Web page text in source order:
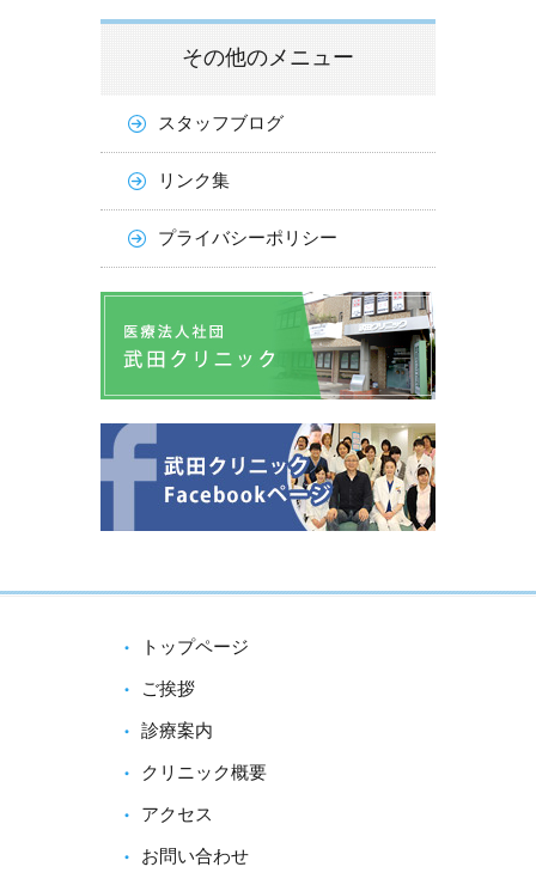
その他のメニュー
スタッフブログ
リンク集
プライバシーポリシー
トップページ
ご挨拶
診療案内
クリニック概要
アクセス
お問い合わせ